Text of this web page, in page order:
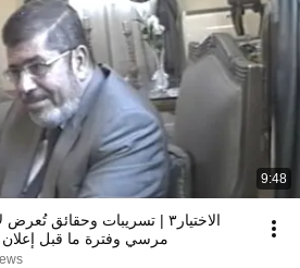
9:48
الاختيار٣ | تسريبات وحقائق
مرسي وفترة ما قبل إعلان